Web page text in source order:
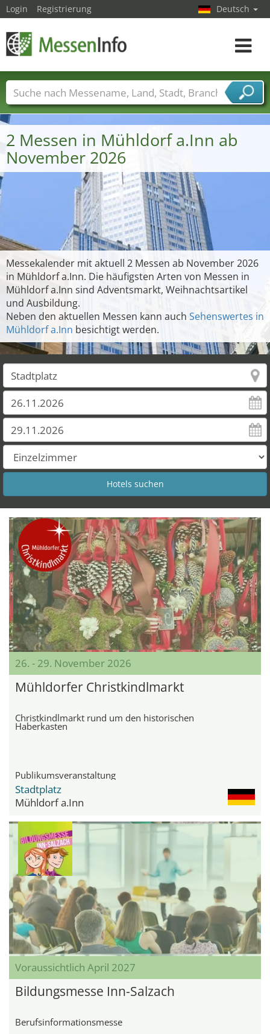
2 Messen in Mühldorf a.Inn ab
November 2026
Messekalender mit aktuell 2 Messen ab November 2026
in Mühldorf a.Inn. Die häufigsten Arten von Messen in
Mühldorf a.Inn sind Adventsmarkt, Weihnachtsartikel
und Ausbildung.
Neben den aktuellen Messen kann auch Sehenswertes in
Mühldorf a.Inn besichtigt werden.
26. - 29. November 2026
Mühldorfer Christkindlmarkt
Christkindlmarkt rund um den historischen
Haberkasten
Publikumsveranstaltung
Stadtplatz
Mühldorf a.Inn
Voraussichtlich April 2027
Bildungsmesse Inn-Salzach
Berufsinformationsmesse
Login Registrierung Deutsch
Toggle
Messenamen Länder Städte
Branchen
Dienstleisterbranchen